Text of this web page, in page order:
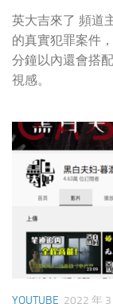
英大吉來了 頻道
的真實犯罪案件
分鐘以內還會搭
視感。
YOUTUBE 2022 年 3